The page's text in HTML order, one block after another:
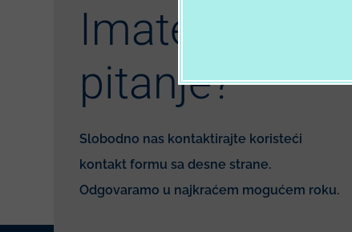
Imate
pitanje?
Slobodno nas kontaktirajte koristeći
kontakt formu sa desne strane.
Odgovaramo u najkraćem mogućem roku.